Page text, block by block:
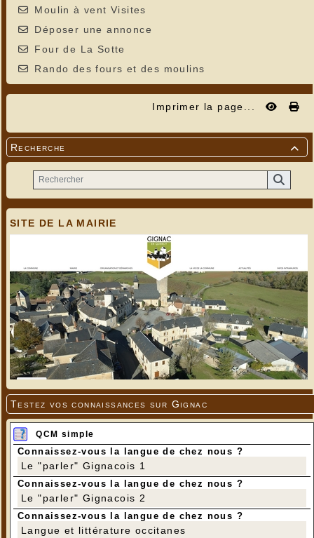
Moulin à vent Visites
Déposer une annonce
Four de La Sotte
Rando des fours et des moulins
Imprimer la page...

Recherche
SITE DE LA MAIRIE
Testez vos connaissances sur Gignac
QCM simple
Connaissez-vous la langue de chez nous ?
Le "parler" Gignacois 1
Connaissez-vous la langue de chez nous ?
Le "parler" Gignacois 2
Connaissez-vous la langue de chez nous ?
Langue et littérature occitanes